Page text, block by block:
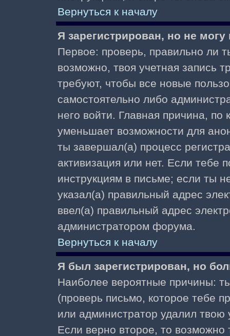
Вернуться к началу
Я зарегистрирован, но не могу
Первое: проверь, правильно ли
возможно, твоя учетная запись
требуют, чтобы все новые
самостоятельно либо
него войти. Главная причина,
уменьшает возможности для
ты завершал(а) процесс
активизация или нет. Если тебе
инструкциям в письме; если ты
указал(а) правильный адрес
ввел(а) правильный адрес
администратором форума.
Вернуться к началу
Я был зарегистрирован, но
Наиболее вероятные причины:
(проверь письмо, которое тебе
или администратор удалил твою
Если верно второе, то